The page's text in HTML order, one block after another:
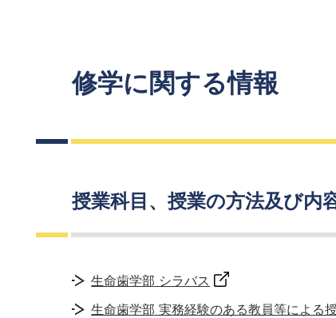
修学に関する情報
授業科目、授業の方法及び内
生命歯学部 シラバス
生命歯学部 実務経験のある教員等による